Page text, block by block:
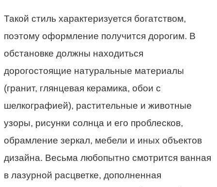
Такой стиль характеризуется богатством,
поэтому оформление получится дорогим. В
обстановке должны находиться
дорогостоящие натуральные материалы
(гранит, глянцевая керамика, обои с
шелкографией), растительные и животные
узоры, рисунки солнца и его проблесков,
обрамление зеркал, мебели и иных объектов
дизайна. Весьма любопытно смотрится ванная
в лазурной расцветке, дополненная